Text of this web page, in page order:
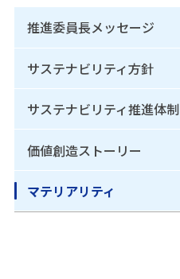
推進委員長メッセージ
サステナビリティ方針
サステナビリティ推進体制
価値創造ストーリー
マテリアリティ